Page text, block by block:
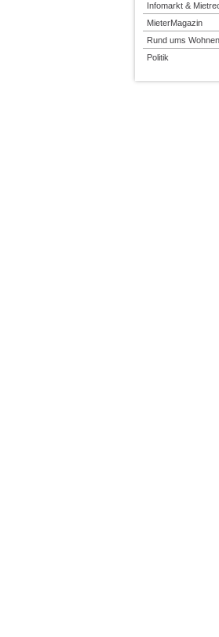
Infomarkt &
MieterMagazin
Rund ums Wohnen
Politik